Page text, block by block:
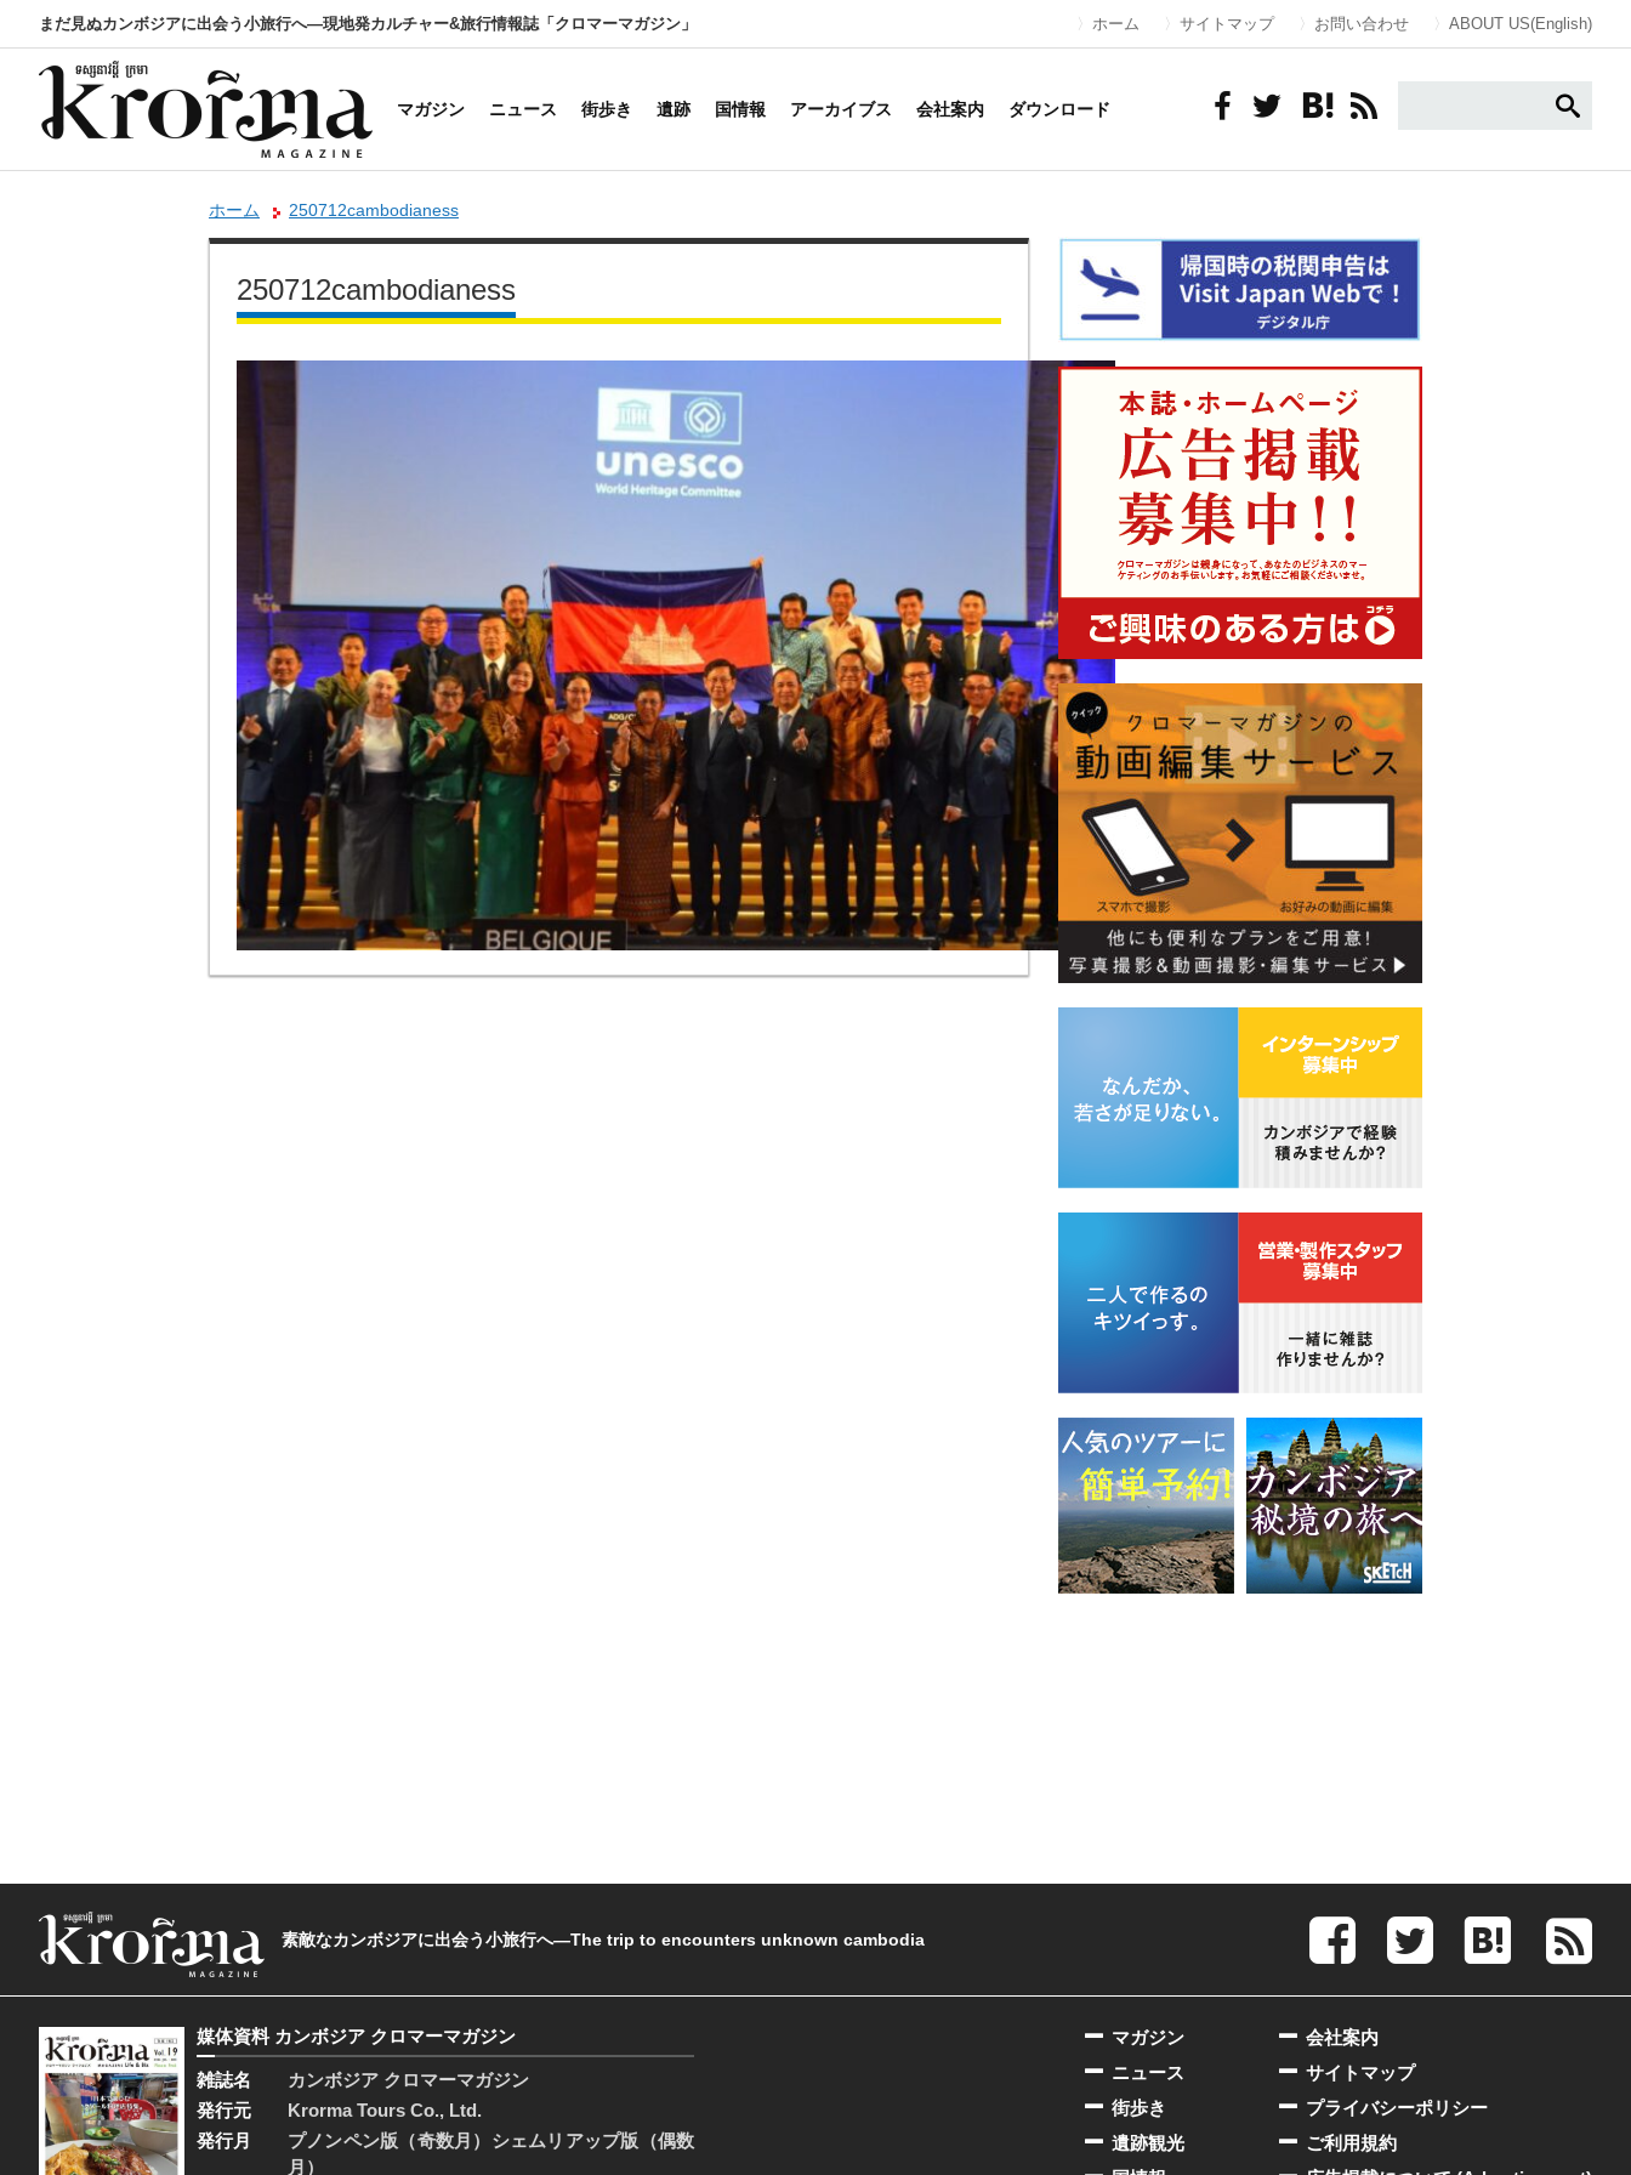
まだ見ぬカンボジアに出会う小旅行へ―現地発カルチャー&旅行情報誌「クロマーマガジン」 ホーム サイトマップ お問い合わせ ABOUT US(English)
マガジン ニュース 街歩き 遺跡 国情報 アーカイブス 会社案内 ダウンロード
ホーム 250712cambodianess
250712cambodianess
素敵なカンボジアに出会う小旅行へ―The trip to encounters unknown cambodia
媒体資料 カンボジア クロマーマガジン
雑誌名
カンボジア クロマーマガジン
発行元
Krorma Tours Co., Ltd.
発行月
プノンペン版（奇数月）シェムリアップ版（偶数
月）
会社案内
サイトマップ
プライバシーポリシー
ご利用規約
マガジン
ニュース
街歩き
遺跡観光